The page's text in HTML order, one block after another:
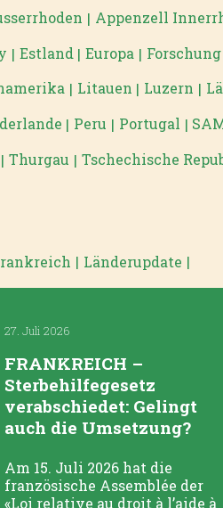
| Appenzell
| Estland | Europa | Forschung
| Litauen | Luzern |
| Peru | Portugal |
| Thurgau | Tschechische
| Länderupdate |
27. Juli 2026
FRANKREICH –
Sterbehilfegesetz
verabschiedet: Gelingt
auch die Umsetzung?
Am 15. Juli 2026 hat die
französische Assemblée der
«Loi relative au droit à l’aide à